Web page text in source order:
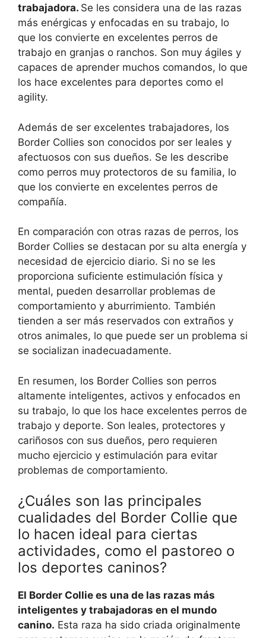
trabajadora. Se les considera una de las razas
más enérgicas y enfocadas en su trabajo, lo
que los convierte en excelentes perros de
trabajo en granjas o ranchos. Son muy ágiles y
capaces de aprender muchos comandos, lo que
los hace excelentes para deportes como el
agility.
Además de ser excelentes trabajadores, los
Border Collies son conocidos por ser leales y
afectuosos con sus dueños. Se les describe
como perros muy protectoros de su familia, lo
que los convierte en excelentes perros de
compañía.
En comparación con otras razas de perros, los
Border Collies se destacan por su alta energía y
necesidad de ejercicio diario. Si no se les
proporciona suficiente estimulación física y
mental, pueden desarrollar problemas de
comportamiento y aburrimiento. También
tienden a ser más reservados con extraños y
otros animales, lo que puede ser un problema si
se socializan inadecuadamente.
En resumen, los Border Collies son perros
altamente inteligentes, activos y enfocados en
su trabajo, lo que los hace excelentes perros de
trabajo y deporte. Son leales, protectores y
cariñosos con sus dueños, pero requieren
mucho ejercicio y estimulación para evitar
problemas de comportamiento.
¿Cuáles son las principales
cualidades del Border Collie que
lo hacen ideal para ciertas
actividades, como el pastoreo o
los deportes caninos?
El Border Collie es una de las razas más
inteligentes y trabajadoras en el mundo
canino. Esta raza ha sido criada originalmente